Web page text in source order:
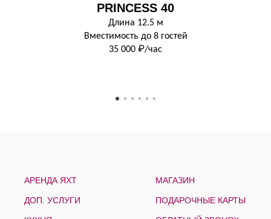
PRINCESS 40
Длина 12.5 м
Вместимость до 8 гостей
35 000 ₽/час
АРЕНДА ЯХТ
ДОП. УСЛУГИ
МАГАЗИН
ПОДАРОЧНЫЕ КАРТЫ